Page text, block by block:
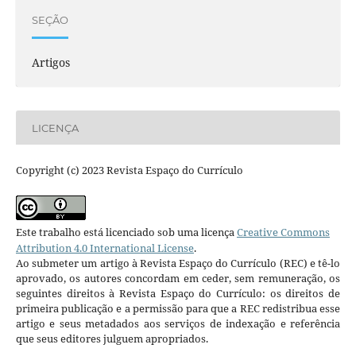
SEÇÃO
Artigos
LICENÇA
Copyright (c) 2023 Revista Espaço do Currículo
Este trabalho está licenciado sob uma licençaCreative Commons
Attribution 4.0 International License.
Ao submeter um artigo à Revista Espaço do Currículo (REC) e tê-lo
aprovado, os autores concordam em ceder, sem remuneração, os
seguintes direitos à Revista Espaço do Currículo: os direitos de
primeira publicação e a permissão para que a REC redistribua esse
artigo e seus metadados aos serviços de indexação e referência
que seus editores julguem apropriados.